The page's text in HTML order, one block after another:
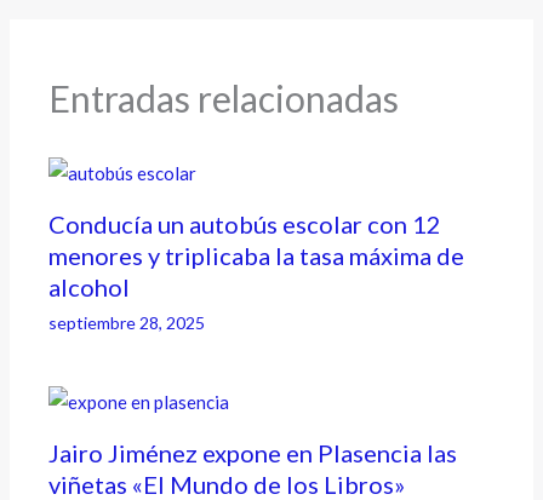
Entradas relacionadas
Conducía un autobús escolar con 12
menores y triplicaba la tasa máxima de
alcohol
septiembre 28, 2025
Jairo Jiménez expone en Plasencia las
viñetas «El Mundo de los Libros»